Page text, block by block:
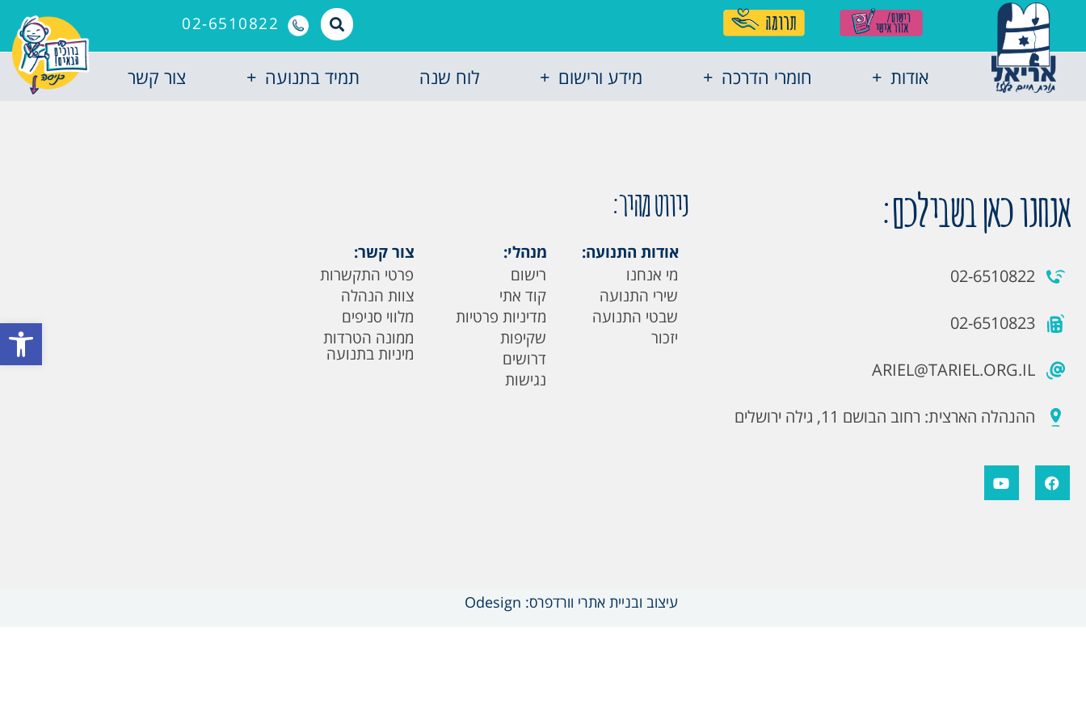
פתח
02-6510822
אודות חומרי הדרכה מידע ורישום לוח שנה תמיד בתנועה צור קשר
אנחנו כאן בשבילכם:
02-6510822
02-6510823
ARIEL@TARIEL.ORG.IL
ההנהלה הארצית: רחוב הבושם 11, גילה ירושלים
ניווט מהיר:
אודות התנועה:
מי אנחנו
שירי התנועה
שבטי התנועה
יזכור
מנהלי:
רישום
קוד אתי
מדיניות פרטיות
שקיפות
דרושים
נגישות
צור קשר:
פרטי התקשרות
צוות הנהלה
מלווי סניפים
ממונה הטרדות
מיניות בתנועה
עיצוב ובניית אתרי וורדפרס: Odesign